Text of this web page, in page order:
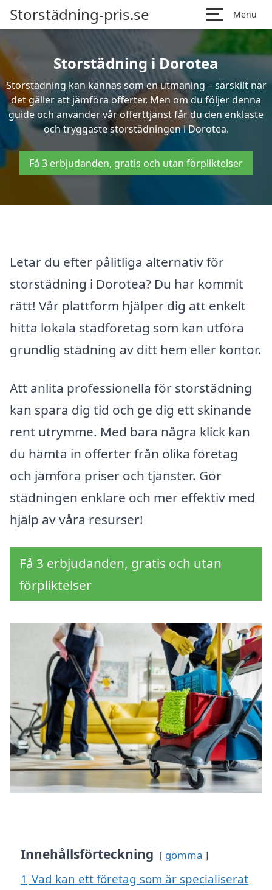
Storstädning-pris.se Menu
Storstädning i Dorotea
Storstädning kan kännas som en utmaning – särskilt när
det gäller att jämföra offerter. Men om du följer denna
guide och använder vår offerttjänst får du den enklaste
och tryggaste storstädningen i Dorotea.
Få 3 erbjudanden, gratis och utan förpliktelser
Letar du efter pålitliga alternativ för
storstädning i Dorotea? Du har kommit
rätt! Vår plattform hjälper dig att enkelt
hitta lokala städföretag som kan utföra
grundlig städning av ditt hem eller kontor.
Att anlita professionella för storstädning
kan spara dig tid och ge dig ett skinande
rent utrymme. Med bara några klick kan
du hämta in offerter från olika företag
och jämföra priser och tjänster. Gör
städningen enklare och mer effektiv med
hjälp av våra resurser!
Få 3 erbjudanden, gratis och utan
förpliktelser
Innehållsförteckning gömma
1 Vad kan ett företag som är specialiserat